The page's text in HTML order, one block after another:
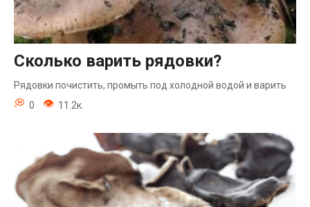
Сколько варить рядовки?
Рядовки почистить, промыть под холодной водой и варить
0
11.2к.